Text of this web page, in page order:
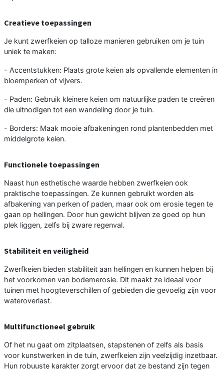
Creatieve toepassingen
Je kunt zwerfkeien op talloze manieren gebruiken om je tuin
uniek te maken:
- Accentstukken: Plaats grote keien als opvallende elementen in
bloemperken of vijvers.
- Paden: Gebruik kleinere keien om natuurlijke paden te creëren
die uitnodigen tot een wandeling door je tuin.
- Borders: Maak mooie afbakeningen rond plantenbedden met
middelgrote keien.
Functionele toepassingen
Naast hun esthetische waarde hebben zwerfkeien ook
praktische toepassingen. Ze kunnen gebruikt worden als
afbakening van perken of paden, maar ook om erosie tegen te
gaan op hellingen. Door hun gewicht blijven ze goed op hun
plek liggen, zelfs bij zware regenval.
Stabiliteit en veiligheid
Zwerfkeien bieden stabiliteit aan hellingen en kunnen helpen bij
het voorkomen van bodemerosie. Dit maakt ze ideaal voor
tuinen met hoogteverschillen of gebieden die gevoelig zijn voor
wateroverlast.
Multifunctioneel gebruik
Of het nu gaat om zitplaatsen, stapstenen of zelfs als basis
voor kunstwerken in de tuin, zwerfkeien zijn veelzijdig inzetbaar.
Hun robuuste karakter zorgt ervoor dat ze bestand zijn tegen